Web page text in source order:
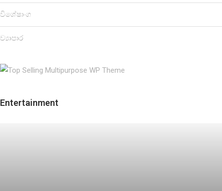
විශේෂාංග
ව්‍යාපාර
Entertainment